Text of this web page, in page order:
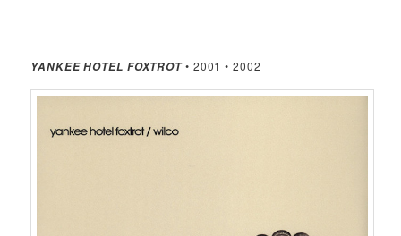
YANKEE HOTEL FOXTROT• 2001 • 2002